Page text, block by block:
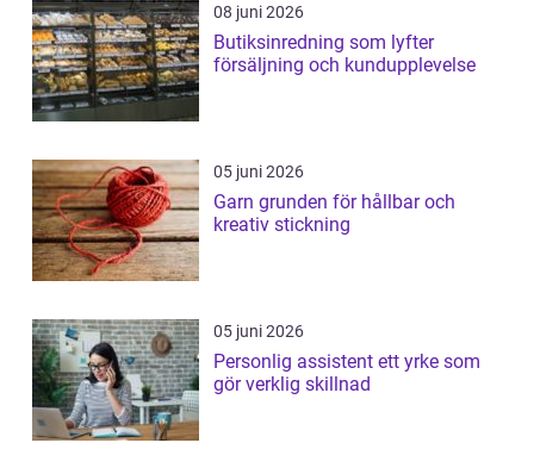
08 juni 2026
Butiksinredning som lyfter
försäljning och kundupplevelse
05 juni 2026
Garn grunden för hållbar och
kreativ stickning
05 juni 2026
Personlig assistent ett yrke som
gör verklig skillnad